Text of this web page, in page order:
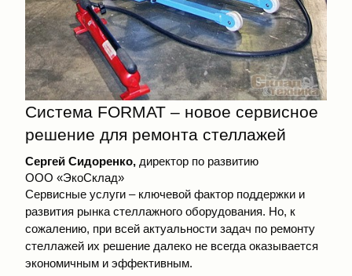
Система FORMAT – новое сервисное
решение для ремонта стеллажей
Сергей Сидоренко, директор по развитию
ООО «ЭкоСклад»
Сервисные услуги – ключевой фактор поддержки и
развития рынка стеллажного оборудования. Но, к
сожалению, при всей актуальности задач по ремонту
стеллажей их решение далеко не всегда оказывается
экономичным и эффективным.